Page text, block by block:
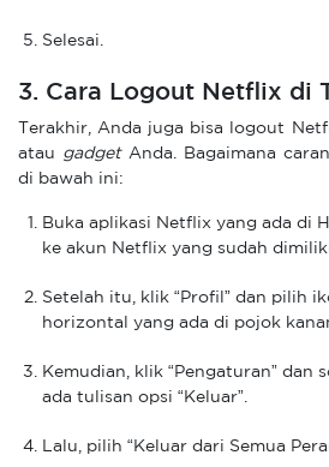
Selesai.
3. Cara Logout Netflix di
Terakhir, Anda juga bisa logout
atau gadget Anda. Bagaimana
di bawah ini:
Buka aplikasi Netflix yang ada di
ke akun Netflix yang sudah
Setelah itu, klik “Profil” dan pilih
horizontal yang ada di pojok
Kemudian, klik “Pengaturan” dan
ada tulisan opsi “Keluar”.
Lalu, pilih “Keluar dari Semua